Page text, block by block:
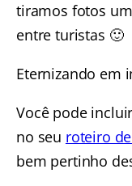
tiramos fotos
entre turistas 🙂
Eternizando em
Você pode
no seu roteiro
bem pertinho